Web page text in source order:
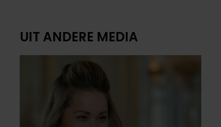
UIT ANDERE MEDIA